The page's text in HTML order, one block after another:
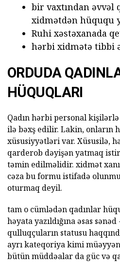
bir vaxtından əvvəl
xidmətdən hüququ
Ruhi xəstəxanada
hərbi xidmətə tibbi
ORDUDA
HÜQUQLARI
Qadın hərbi personal
ilə bəxş edilir. Lakin, onların
xüsusiyyətləri var. Xüsusilə,
qarderob dəyişən yatmaq
təmin edilməlidir. xidmət
cəza bu formu istifadə
oturmaq deyil.
tam o cümlədən qadınlar
həyata yazıldığına əsas
qulluqçuların statusu
ayrı kateqoriya kimi
bütün müddəalar da güc və